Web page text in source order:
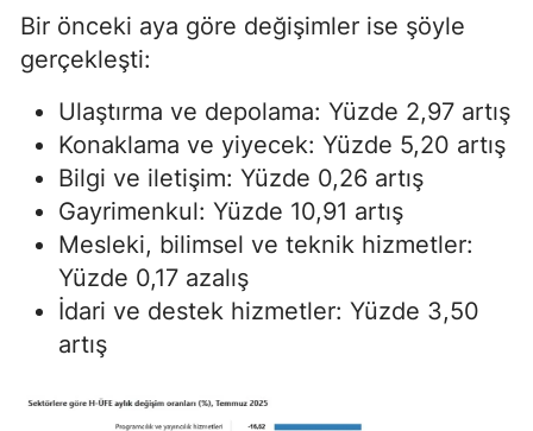
Bir önceki aya göre değişimler ise şöyle
gerçekleşti:
Ulaştırma ve depolama: Yüzde 2,97 artış
Konaklama ve yiyecek: Yüzde 5,20 artış
Bilgi ve iletişim: Yüzde 0,26 artış
Gayrimenkul: Yüzde 10,91 artış
Mesleki, bilimsel ve teknik hizmetler:
Yüzde 0,17 azalış
İdari ve destek hizmetler: Yüzde 3,50
artış